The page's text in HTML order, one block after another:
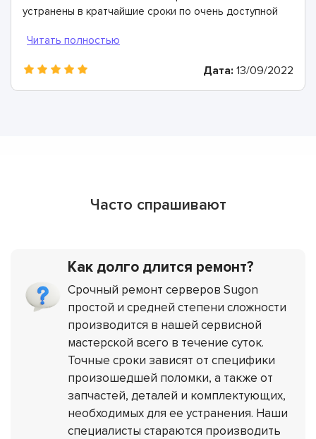
устранены в кратчайшие сроки по очень доступной
Дата: 13/09/2022
Часто спрашивают
Как долго длится ремонт?
Срочный ремонт серверов Sugon
простой и средней степени сложности
производится в нашей сервисной
мастерской всего в течение суток.
Точные сроки зависят от специфики
произошедшей поломки, а также от
запчастей, деталей и комплектующих,
необходимых для ее устранения. Наши
специалисты стараются производить